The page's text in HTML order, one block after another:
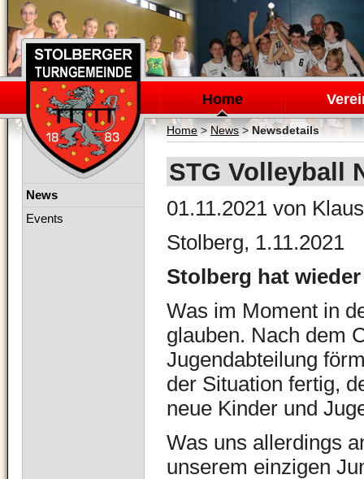
Navigation
überspringen
Home
Home> News>Newsdetails
STG Volleyball
01.11.2021 von
Stolberg, 1.11.2021
Stolberg hat
Was im Moment in
glauben. Nach dem
Jugendabteilung
der Situation fertig,
neue Kinder und
Was uns allerdings
unserem einzigen
Navigation
News
Events